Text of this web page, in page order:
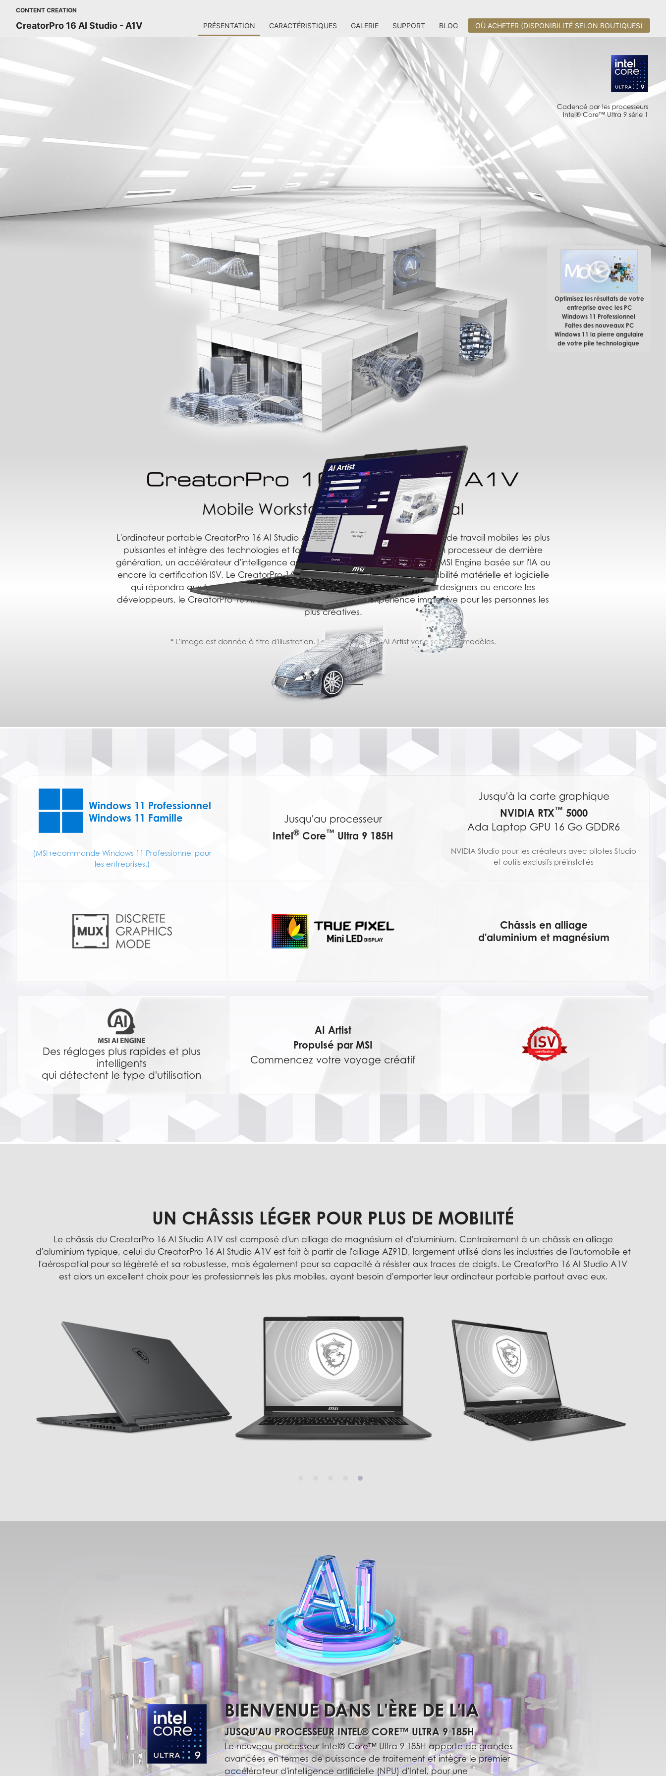
CONTENT CREATION
CreatorPro 16 AI Studio - A1V PRÉSENTATION CARACTÉRISTIQUES GALERIE SUPPORT BLOG OÙ ACHETER (DISPONIBILITÉ SELON BOUTIQUES)
Optimisez les résultats de votre
entreprise avec les PC
Windows 11 Professionnel
Faites des nouveaux PC
Windows 11 la pierre angulaire
de votre pile technologique
Cadencé par les processeurs
Intel® Core™ Ultra 9 série 1
L'ordinateur portable CreatorPro 16 AI Studio A1V Studio est l'une de nos stations de travail mobiles les plus
puissantes et intègre des technologies et fonctionnalités innovantes telles qu'un processeur de dernière
génération, un accélérateur d'intelligence artificielle (ou NPU), la fonctionnalité MSI Engine basée sur l'IA ou
encore la certification ISV. Le CreatorPro 16 AI Studio A1V Studio assure une stabilité matérielle et logicielle
qui répondra aux besoins des professionnels. Pensée pour les ingénieurs, les designers ou encore les
développeurs, le CreatorPro 16 AI Studio A1V Studio offre une expérience immersive pour les personnes les
plus créatives.
* L'image est donnée à titre d'illustration. Le support de MSI AI Artist varie selon les modèles.
ACHETER
Windows 11 Professionnel
Windows 11 Famille
(MSI recommande Windows 11 Professionnel pour
les entreprises.)
Jusqu'au processeur
Intel®Core™ Ultra 9 185H
Jusqu'à la carte graphique
NVIDIA RTX™ 5000
Ada Laptop GPU 16 Go GDDR6
NVIDIA Studio pour les créateurs avec pilotes Studio
et outils exclusifs préinstallés
Châssis en alliage
d'aluminium et magnésium
Des réglages plus rapides et plus
intelligents
qui détectent le type d'utilisation
AI Artist
Propulsé par MSI
Commencez votre voyage créatif
UN CHÂSSIS LÉGER POUR PLUS DE MOBILITÉ
Le châssis du CreatorPro 16 AI Studio A1V est composé d'un alliage de magnésium et d'aluminium. Contrairement à un châssis en alliage
d'aluminium typique, celui du CreatorPro 16 AI Studio A1V est fait à partir de l'alliage AZ91D, largement utilisé dans les industries de l'automobile et
l'aérospatial pour sa légèreté et sa robustesse, mais également pour sa capacité à résister aux traces de doigts. Le CreatorPro 16 AI Studio A1V
est alors un excellent choix pour les professionnels les plus mobiles, ayant besoin d'emporter leur ordinateur portable partout avec eux.
BIENVENUE DANS L'ÈRE DE L'IA
JUSQU'AU PROCESSEUR INTEL® CORE™ ULTRA 9 185H
Le nouveau processeur Intel® Core™ Ultra 9 185H apporte de grandes
avancées en termes de puissance de traitement et intègre le premier
accélérateur d'intelligence artificielle (NPU) d'Intel, pour une